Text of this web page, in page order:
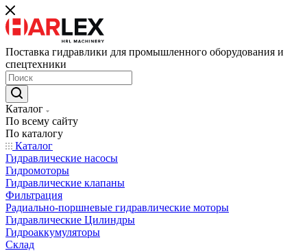
Поставка гидравлики для промышленного оборудования и
спецтехники
Каталог
По всему сайту
По каталогу
Каталог
Гидравлические насосы
Гидромоторы
Гидравлические клапаны
Фильтрация
Радиально-поршневые гидравлические моторы
Гидравлические Цилиндры
Гидроаккумуляторы
Склад